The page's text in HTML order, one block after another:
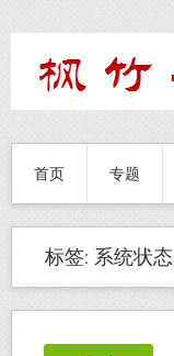
首页 专题
标签: 系统状态